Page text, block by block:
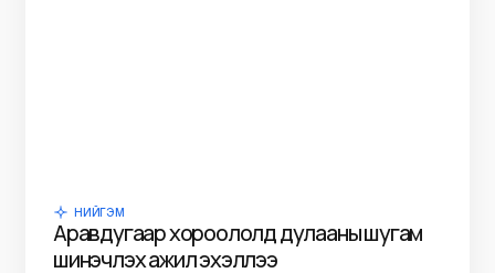
НИЙГЭМ
Аравдугаар хороололд дулааны шугам
шинэчлэх ажил эхэллээ